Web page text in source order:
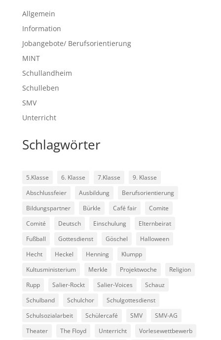
Allgemein
Information
Jobangebote/ Berufsorientierung
MINT
Schullandheim
Schulleben
SMV
Unterricht
Schlagwörter
5.Klasse 6. Klasse 7.Klasse
9. Klasse
Abschlussfeier
Ausbildung
Berufsorientierung
Bildungspartner
Bürkle Café fair
Comite
Comité
Deutsch Einschulung
Elternbeirat
Fußball
Gottesdienst Göschel
Halloween
Hecht
Heckel Henning
Klumpp
Kultusministerium
Merkle Projektwoche
Religion
Rupp
Salier-Rockt Salier-Voices
Schauz
Schulband
Schulchor
Schulgottesdienst
Schulsozialarbeit
Schülercafé SMV
SMV-AG
Theater
The Floyd Unterricht
Vorlesewettbewerb